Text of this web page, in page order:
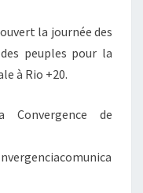
la journée des
peuples pour la
à Rio +20.
de